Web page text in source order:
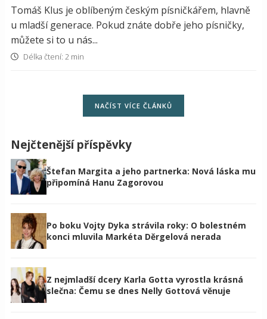
Tomáš Klus je oblíbeným českým písničkářem, hlavně
u mladší generace. Pokud znáte dobře jeho písničky,
můžete si to u nás...
Délka čtení: 2 min
NAČÍST VÍCE ČLÁNKŮ
Nejčtenější příspěvky
Štefan Margita a jeho partnerka: Nová láska mu
připomíná Hanu Zagorovou
Po boku Vojty Dyka strávila roky: O bolestném
konci mluvila Markéta Děrgelová nerada
Z nejmladší dcery Karla Gotta vyrostla krásná
slečna: Čemu se dnes Nelly Gottová věnuje